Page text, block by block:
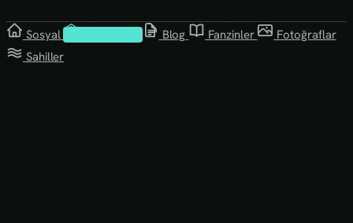
Sosyal Blog Fanzinler
Fotoğraflar
Sahiller